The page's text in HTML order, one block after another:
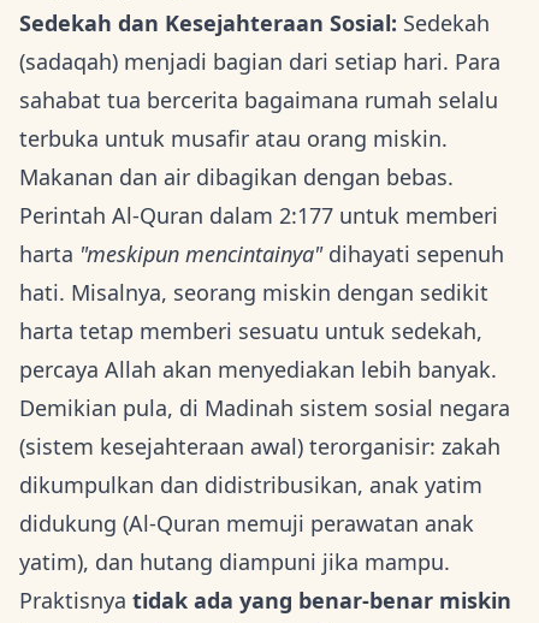
Sedekah dan Kesejahteraan Sosial: Sedekah
(sadaqah) menjadi bagian dari setiap hari. Para
sahabat tua bercerita bagaimana rumah selalu
terbuka untuk musafir atau orang miskin.
Makanan dan air dibagikan dengan bebas.
Perintah Al-Quran dalam 2:177 untuk memberi
harta "meskipun mencintainya"dihayati sepenuh
hati. Misalnya, seorang miskin dengan sedikit
harta tetap memberi sesuatu untuk sedekah,
percaya Allah akan menyediakan lebih banyak.
Demikian pula, di Madinah sistem sosial negara
(sistem kesejahteraan awal) terorganisir: zakah
dikumpulkan dan didistribusikan, anak yatim
didukung (Al-Quran memuji perawatan anak
yatim), dan hutang diampuni jika mampu.
Praktisnya tidak ada yang benar-benar miskin